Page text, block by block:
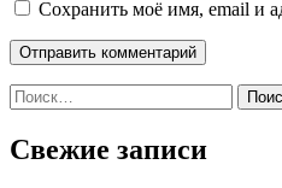
Сохранить моё имя, email и
Найти:
Свежие записи